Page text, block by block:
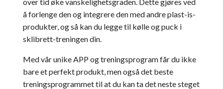
å forlenge den og integrere den med andre plast-is-
produkter, og så kan du legge til kølle og puck i
sklibrett-treningen din.
Med vår unike APP og treningsprogram får du ikke
bare et perfekt produkt, men også det beste
treningsprogrammet til at du kan ta det neste steget